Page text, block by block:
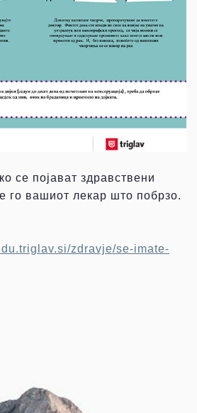
се појават здравствени
го вашиот лекар што побрзо.
zdravje/se-imate-